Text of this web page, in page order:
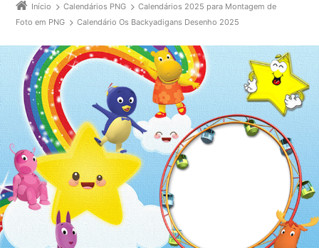
Início Calendários PNG
Calendários 2025 para Montagem de
Foto em PNG
Calendário Os Backyadigans Desenho 2025